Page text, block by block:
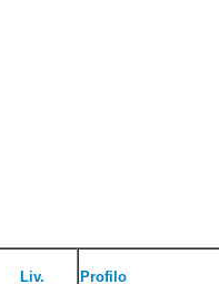
Liv. Profilo